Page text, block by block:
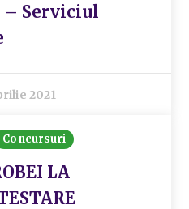
Serviciul
2021
Concursuri
LA